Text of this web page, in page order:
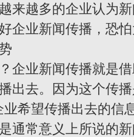
来越多的企业认为
企业新闻传播，恐
企业新闻传播就是
出去。因为这个传
希望传播出去的信
通常意义上所说的